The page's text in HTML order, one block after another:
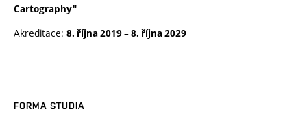
Cartography"
Akreditace: 8. října 2019–8. října 2029
FORMA STUDIA